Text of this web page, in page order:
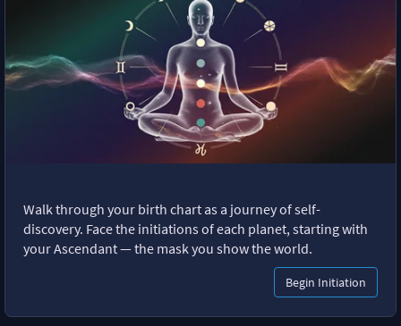
Walk through your birth chart as a journey of self-
discovery. Face the initiations of each planet, starting with
your Ascendant — the mask you show the world.
Begin Initiation